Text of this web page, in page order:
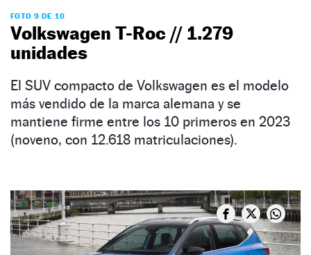
FOTO 9 DE 10
Volkswagen T-Roc // 1.279
unidades
El SUV compacto de Volkswagen es el modelo
más vendido de la marca alemana y se
mantiene firme entre los 10 primeros en 2023
(noveno, con 12.618 matriculaciones).